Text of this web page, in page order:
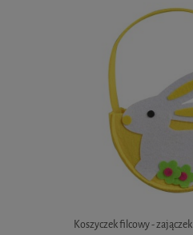
Koszyczek filcowy - zajączek